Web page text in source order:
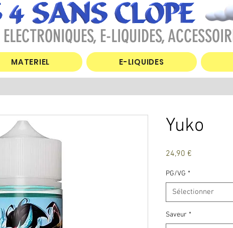
E-LIQUIDES,
MATERIEL E-LIQUIDES
Yuko
24,90 €
PG/VG *
Sélectionner
Saveur *